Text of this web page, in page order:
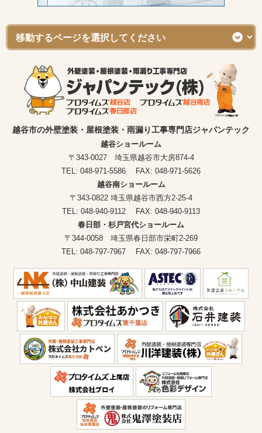
越谷市の外壁塗装・屋根塗装・雨漏り工事専門店ジャパンテック
越谷ショールーム
〒343-0027 埼玉県越谷市大房874-4
TEL: 048-971-5586 FAX: 048-971-5626
越谷南ショールーム
〒343-0822 埼玉県越谷市西方2-25-4
TEL: 048-940-9112 FAX: 048-940-9113
春日部・杉戸宮代ショールーム
〒344-0058 埼玉県春日部市栄町2-269
TEL: 048-797-7967 FAX: 048-797-7966